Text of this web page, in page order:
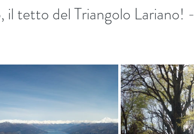
il tetto del Triangolo Lariano! -